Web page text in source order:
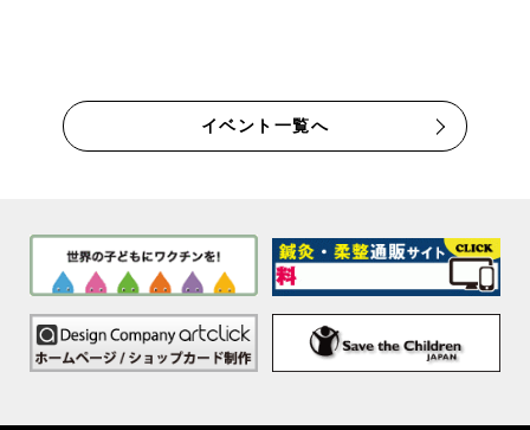
イベント一覧へ